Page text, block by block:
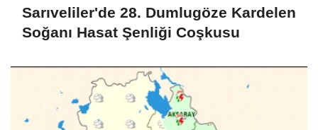
Sarıveliler'de 28. Dumlugöze Kardelen
Soğanı Hasat Şenliği Coşkusu